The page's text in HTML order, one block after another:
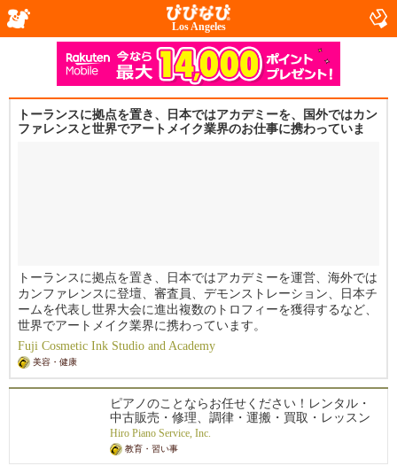
Los Angeles
トーランスに拠点を置き、日本ではアカデミーを、国外ではカン
ファレンスと世界でアートメイク業界のお仕事に携わっていま
トーランスに拠点を置き、日本ではアカデミーを運営、海外では
カンファレンスに登壇、審査員、デモンストレーション、日本チ
ームを代表し世界大会に進出複数のトロフィーを獲得するなど、
世界でアートメイク業界に携わっています。
2018年に国際大会（韓国・約1500名規模）で入賞後アカデミーを
教材を開発、日本のアートメイク業界と提携し教育分野でも展
Fuji Cosmetic Ink Studio and Academy
美容・健康
ピアノのことならお任せください！レンタル・
中古販売・修理、調律・運搬・買取・レッスン
まで。卸売り価格で販売中！「運送費込でもロ
ーカルのお店よりも安い」と他州からご注文さ
Hiro Piano Service, Inc.
教育・習い事